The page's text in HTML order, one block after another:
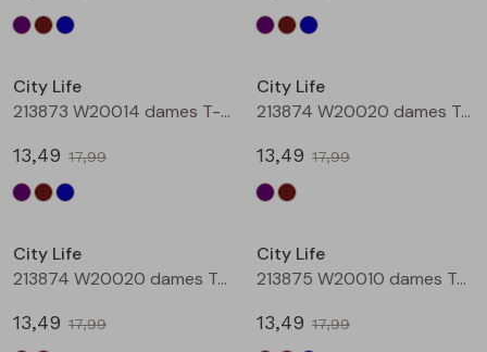
City Life
213873 W20014 dames T-shirt km Petrol
13,49 17,99
City Life
213874 W20020 dames T-shirt km Aubergine
13,49 17,99
City Life
213874 W20020 dames T-shirt km Bruin
13,49 17,99
City Life
213875 W20010 dames T-shirt km Aubergine
13,49 17,99